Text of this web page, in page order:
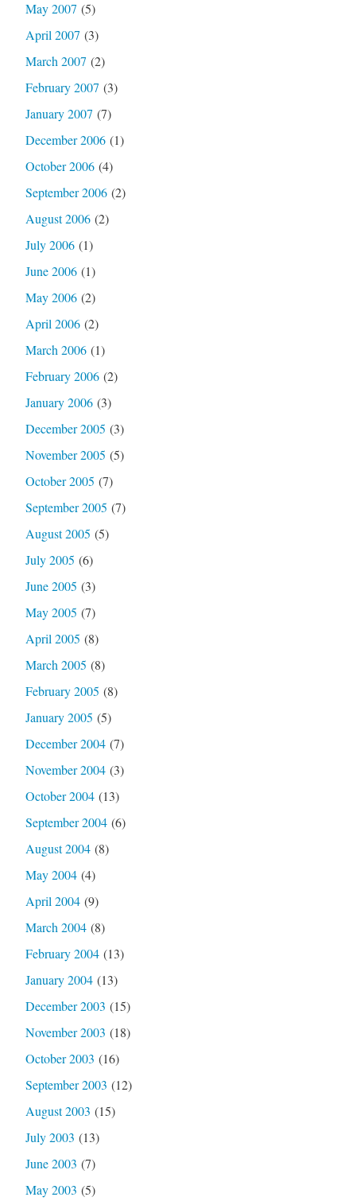
May 2007 (5)
April 2007 (3)
March 2007 (2)
February 2007 (3)
January 2007 (7)
December 2006(1)
October 2006(4)
September 2006(2)
August 2006(2)
July 2006(1)
June 2006(1)
May 2006(2)
April 2006(2)
March 2006(1)
February 2006(2)
January 2006(3)
December 2005 (3)
November 2005 (5)
October 2005 (7)
September 2005 (7)
August 2005 (5)
July 2005 (6)
June 2005 (3)
May 2005 (7)
April 2005 (8)
March 2005 (8)
February 2005 (8)
January 2005 (5)
December 2004(7)
November 2004(3)
October 2004(13)
September 2004(6)
August 2004(8)
May 2004(4)
April 2004(9)
March 2004(8)
February 2004(13)
January 2004(13)
December 2003 (15)
November 2003 (18)
October 2003 (16)
September 2003 (12)
August 2003 (15)
July 2003 (13)
June 2003 (7)
May 2003 (5)